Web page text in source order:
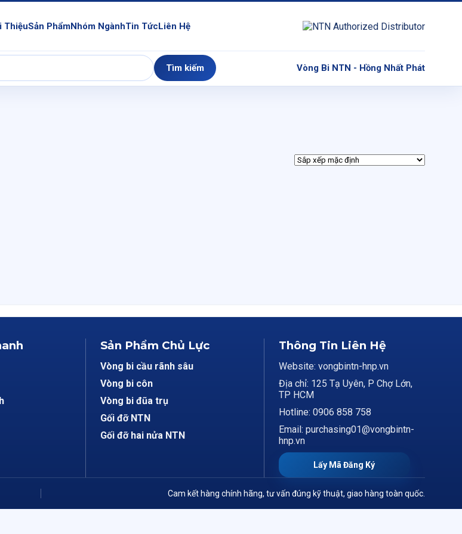
ThiệuSản PhẩmNhóm NgànhTin TứcLiên Hệ
Tìm kiếm Vòng Bi NTN - Hồng Nhất Phát
Sản Phẩm Chủ Lực
Vòng bi cầu rãnh sâu
Vòng bi côn
Vòng bi đũa trụ
Gối đỡ NTN
Gối đỡ hai nửa NTN
Thông Tin Liên Hệ
Website: vongbintn-hnp.vn
Địa chỉ: 125 Tạ Uyên, P Chợ Lớn,
TP HCM
Hotline: 0906 858 758
Email: purchasing01@vongbintn-
hnp.vn
Lấy Mã Đăng Ký
Cam kết hàng chính hãng, tư vấn đúng kỹ thuật, giao hàng toàn quốc.